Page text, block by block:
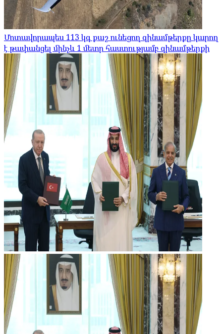
Մոտավորապես 113 կգ քաշ ունեցող զինամթերքը կարող
է թափանցել մինչև 1 մետր հաստությամբ զինամթերքի